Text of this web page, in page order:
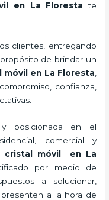
en La Floresta te
clientes, entregando
de brindar un
móvil en La Floresta
confianza,
posicionada en el
comercial y
cristal móvil
en La
por medio de
a solucionar,
a la hora de